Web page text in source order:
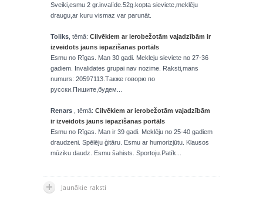
Sveiki,esmu 2 gr.invalíde.52g.kopta sieviete,meklēju
draugu,ar kuru vismaz var parunāt.
Toliks , tēmā: Cilvēkiem ar ierobežotām vajadzībām ir
izveidots jauns iepazīšanas portāls
Esmu no Rīgas. Man 30 gadi. Mekleju sieviete no 27-36
gadiem. Invalidates grupai nav nozime. Raksti,mans
numurs: 20597113.Также говорю по
русски.Пишите,будем...
Renars , tēmā: Cilvēkiem ar ierobežotām vajadzībām
ir izveidots jauns iepazīšanas portāls
Esmu no Rīgas. Man ir 39 gadi. Meklēju no 25-40 gadiem
draudzeni. Spēlēju ģitāru. Esmu ar humorizjūtu. Klausos
mūziku daudz. Esmu šahists. Sportoju.Patīk...
Jaunākie raksti